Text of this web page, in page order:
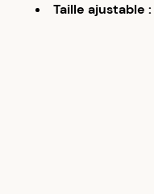
Taille ajustable :